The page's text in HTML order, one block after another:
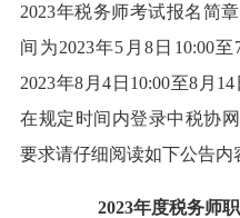
2023年税务师考试报名简
间为2023年5月8日10:00至
2023年8月4日10:00至8月
在规定时间内登录中税协
要求请仔细阅读如下公告内
2023年度税务师